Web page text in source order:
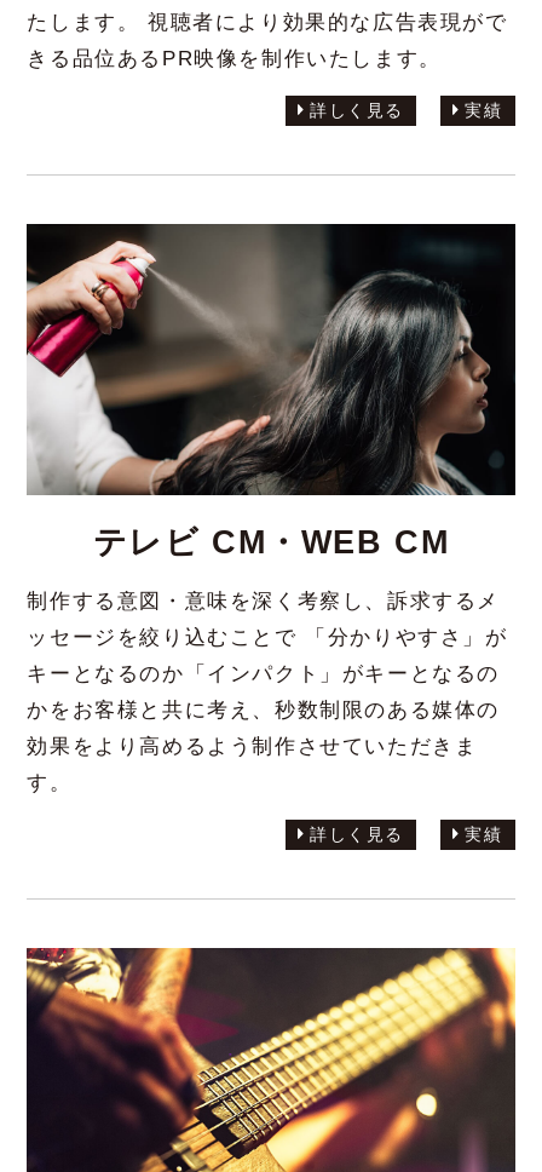
たします。 視聴者により効果的な広告表現がで
きる品位あるPR映像を制作いたします。
詳しく見る 実績
テレビ CM・WEB CM
制作する意図・意味を深く考察し、訴求するメ
ッセージを絞り込むことで 「分かりやすさ」が
キーとなるのか「インパクト」がキーとなるの
かをお客様と共に考え、秒数制限のある媒体の
効果をより高めるよう制作させていただきま
す。
詳しく見る 実績